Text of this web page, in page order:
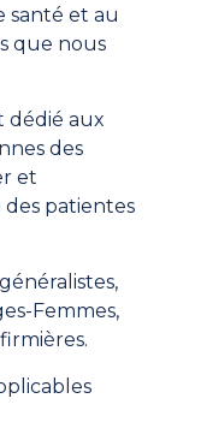
santé et au
que nous
dédié aux
des
et
patientes
Femmes,